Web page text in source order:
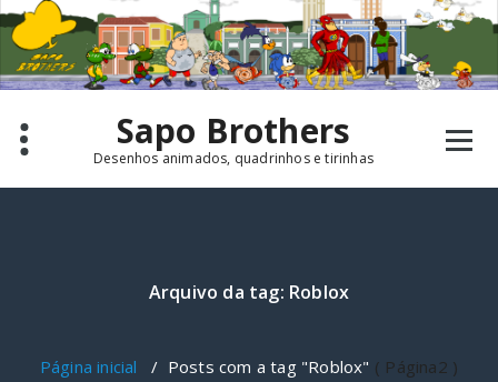
Pular
para
conteúdo
Sapo Brothers
Desenhos animados, quadrinhos e tirinhas
Arquivo da tag: Roblox
Página inicial / Posts com a tag "Roblox" ( Página2 )